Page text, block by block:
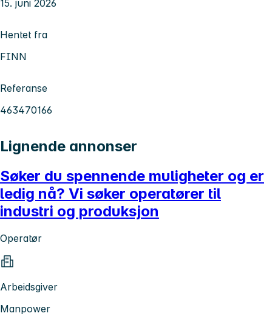
15. juni 2026
Hentet fra
FINN
Referanse
463470166
Lignende annonser
Søker du spennende muligheter og er
ledig nå? Vi søker operatører til
industri og produksjon
Operatør
Arbeidsgiver
Manpower